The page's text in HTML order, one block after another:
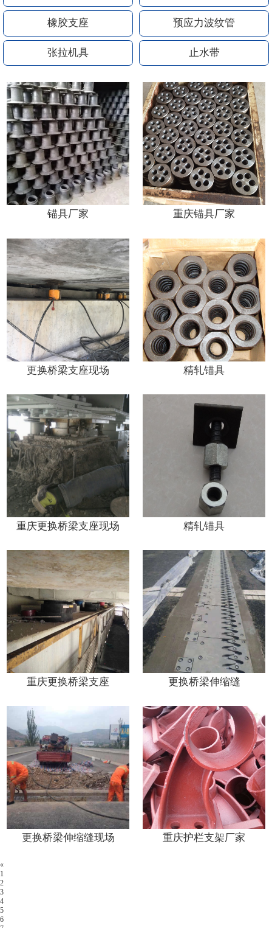
橡胶支座 预应力波纹管
张拉机具 止水带
锚具厂家 重庆锚具厂家
更换桥梁支座现场 精轧锚具
重庆更换桥梁支座现场 精轧锚具
重庆更换桥梁支座 更换桥梁伸缩缝
更换桥梁伸缩缝现场 重庆护栏支架厂家
«
1
2
3
4
5
6